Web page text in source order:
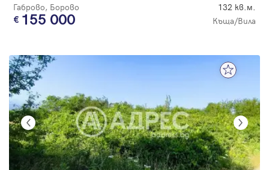
Габрово, Борово 132 кв.м.
155 000 Къща/Вила